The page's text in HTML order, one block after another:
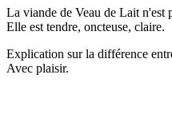
La viande de Veau de Lait n'est
Elle est tendre, oncteuse, claire.
Explication sur la différence
Avec plaisir.